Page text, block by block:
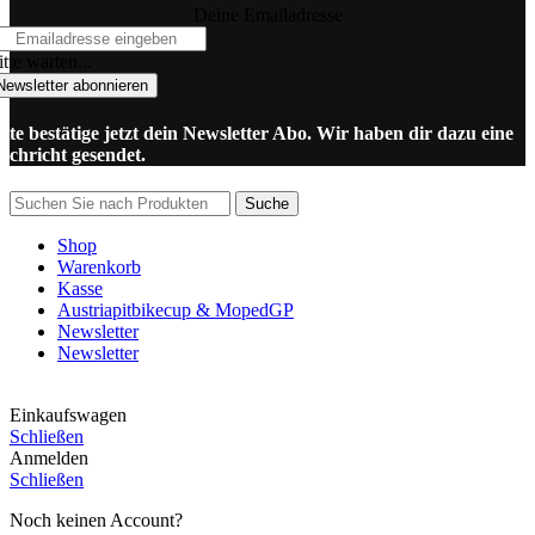
warten...
abonnieren
bestätige jetzt dein Newsletter Abo. Wir haben dir dazu eine
gesendet.
Suche
Shop
Warenkorb
Kasse
Austriapitbikecup & MopedGP
Newsletter
Newsletter
Einkaufswagen
Schließen
Anmelden
Schließen
Noch keinen Account?